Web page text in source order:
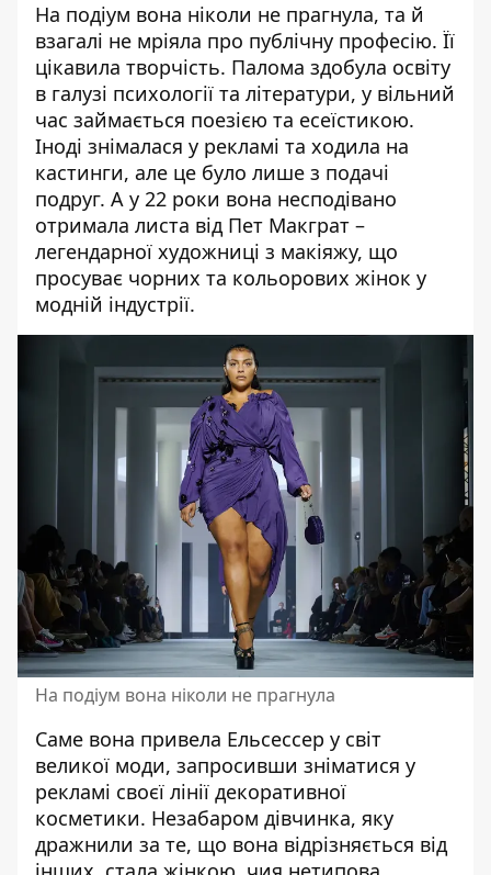
На подіум вона ніколи не прагнула, та й
взагалі не мріяла про публічну професію. Її
цікавила творчість. Палома здобула освіту
в галузі психології та літератури, у вільний
час займається поезією та есеїстикою.
Іноді знімалася у рекламі та ходила на
кастинги, але це було лише з подачі
подруг. А у 22 роки вона несподівано
отримала листа від Пет Макграт –
легендарної художниці з макіяжу, що
просуває чорних та кольорових жінок у
модній індустрії.
На подіум вона ніколи не прагнула
Саме вона привела Ельсессер у світ
великої моди, запросивши зніматися у
рекламі своєї лінії декоративної
косметики. Незабаром дівчинка, яку
дражнили за те, що вона відрізняється від